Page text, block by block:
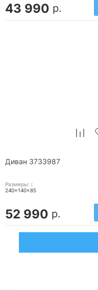
43 990 р.
Диван 3733987
Размеры: :
240x140x85
52 990 р.